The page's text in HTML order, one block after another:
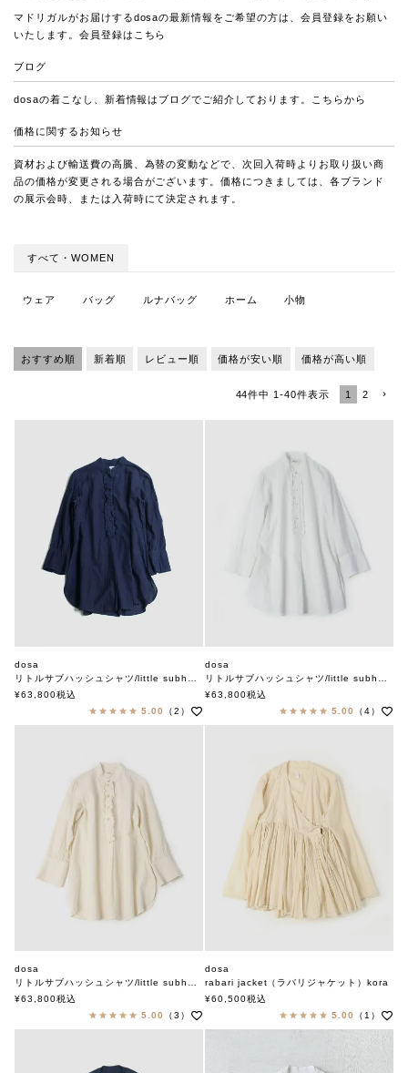
マドリガルがお届けするdosaの最新情報をご希望の方は、会員登録をお願い
いたします。会員登録は こちら
ブログ
dosaの着こなし、新着情報はブログでご紹介しております。 こちらから
価格に関するお知らせ
資材および輸送費の高騰、為替の変動などで、次回入荷時よりお取り扱い商
品の価格が変更される場合がございます。価格につきましては、各ブランド
の展示会時、または入荷時にて決定されます。
すべて・WOMEN
ウェア バッグ ルナバッグ ホーム 小物
おすすめ順 新着順 レビュー順 価格が安い順 価格が高い順
44件中 1-40件表示 1 2
dosa
リトルサブハッシュシャツ/little subhash shirt
ドーサ
¥63,800税込
5.00
（2）
dosa
リトルサブハッシュシャツ/little subhash shirt
ドーサ
¥63,800税込
5.00
（4）
dosa
リトルサブハッシュシャツ/little subhash shirt
ドーサ
¥63,800税込
5.00
（3）
dosa
rabari jacket（ラバリジャケット）kora
ドーサ
¥60,500税込
5.00
（1）